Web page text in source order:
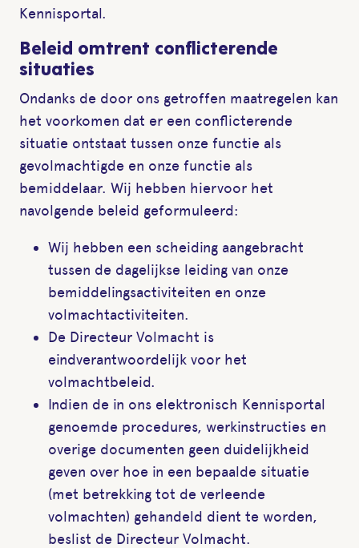
Kennisportal.
Beleid omtrent conflicterende
situaties
Ondanks de door ons getroffen maatregelen kan
het voorkomen dat er een conflicterende
situatie ontstaat tussen onze functie als
gevolmachtigde en onze functie als
bemiddelaar. Wij hebben hiervoor het
navolgende beleid geformuleerd:
Wij hebben een scheiding aangebracht
tussen de dagelijkse leiding van onze
bemiddelingsactiviteiten en onze
volmachtactiviteiten.
De Directeur Volmacht is
eindverantwoordelijk voor het
volmachtbeleid.
Indien de in ons elektronisch Kennisportal
genoemde procedures, werkinstructies en
overige documenten geen duidelijkheid
geven over hoe in een bepaalde situatie
(met betrekking tot de verleende
volmachten) gehandeld dient te worden,
beslist de Directeur Volmacht.